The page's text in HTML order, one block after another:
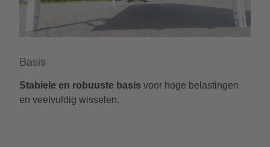
Basis
Stabiele en robuuste basis voor hoge belastingen
en veelvuldig wisselen.